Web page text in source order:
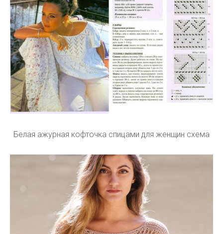
Белая ажурная кофточка спицами для женщин схема